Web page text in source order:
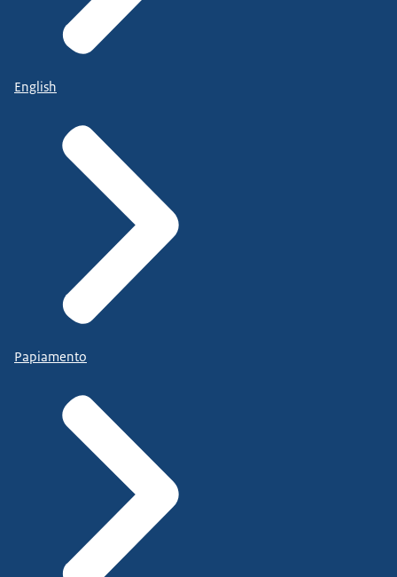
English
Papiamento